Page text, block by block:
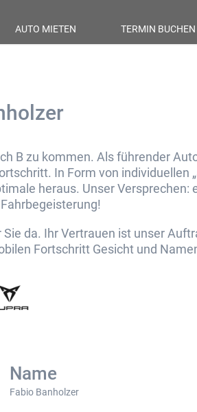
AUTO MIETEN TERMIN BUCHEN
B zu kommen. Als führender
In Form von individuellen
heraus. Unser Versprechen:
da. Ihr Vertrauen ist unser
Fortschritt Gesicht und
Name
Fabio Banholzer